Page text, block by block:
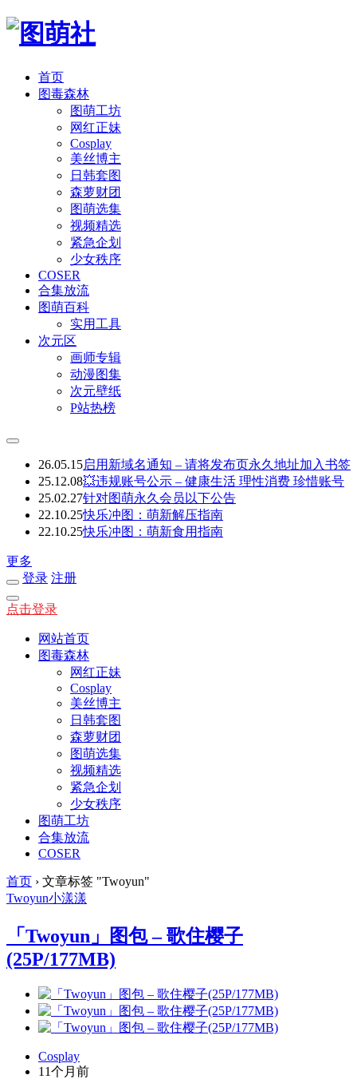
首页
图毒森林
图萌工坊
网红正妹
Cosplay
美丝博主
日韩套图
森萝财团
图萌选集
视频精选
紧急企划
少女秩序
COSER
合集放流
图萌百科
实用工具
次元区
画师专辑
动漫图集
次元壁纸
P站热榜
26.05.15启用新域名通知 – 请将发布页永久地址加入书签
25.12.08💥违规账号公示 – 健康生活 理性消费 珍惜账号
25.02.27针对图萌永久会员以下公告
22.10.25快乐冲图：萌新解压指南
22.10.25快乐冲图：萌新食用指南
更多
登录 注册
点击登录
网站首页
图毒森林
网红正妹
Cosplay
美丝博主
日韩套图
森萝财团
图萌选集
视频精选
紧急企划
少女秩序
图萌工坊
合集放流
COSER
首页 › 文章标签 "Twoyun"
Twoyun小漾漾
「Twoyun」图包 – 歌住樱子
(25P/177MB)
Cosplay
11个月前